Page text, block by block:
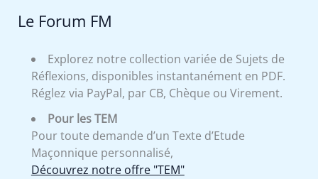
Le Forum FM
Explorez notre collection variée de Sujets de
Réflexions, disponibles instantanément en PDF.
Réglez via PayPal, par CB, Chèque ou Virement.
Pour les TEM
Pour toute demande d’un Texte d’Etude
Maçonnique personnalisé,
Découvrez notre offre "TEM"